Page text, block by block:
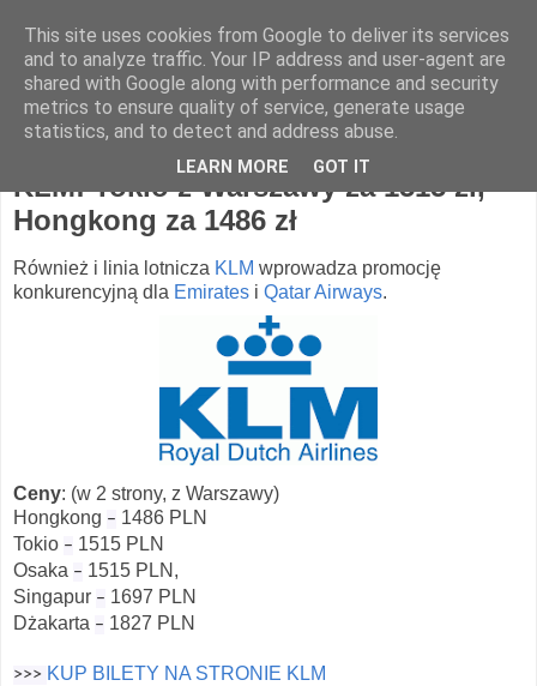
Hotel Spotter
KLM: Tokio z Warszawy za 1515 zł,
Hongkong za 1486 zł
Również i linia lotnicza KLM wprowadza promocję
konkurencyjną dla Emirates i Qatar Airways.
Ceny: (w 2 strony, z Warszawy)
Hongkong – 1486 PLN
Tokio – 1515 PLN
Osaka – 1515 PLN,
Singapur – 1697 PLN
Dżakarta – 1827 PLN
>>> KUP BILETY NA STRONIE KLM
This site uses cookies from Google to deliver its services
and to analyze traffic. Your IP address and user-agent are
shared with Google along with performance and security
metrics to ensure quality of service, generate usage
statistics, and to detect and address abuse.
LEARN MORE GOT IT